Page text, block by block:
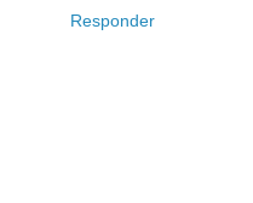
Responder